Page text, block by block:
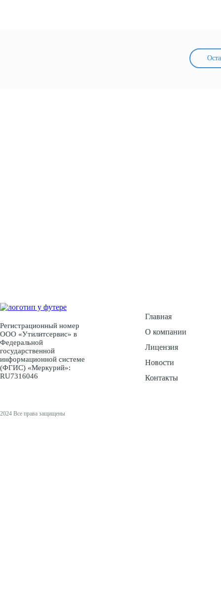
Регистрационный номер
ООО «Утилитсервис» в
Федеральной
государственной
информационной системе
(ФГИС) «Меркурий»:
RU7316046
2024 Все права защищены
Главная
О компании
Лицензия
Новости
Контакты